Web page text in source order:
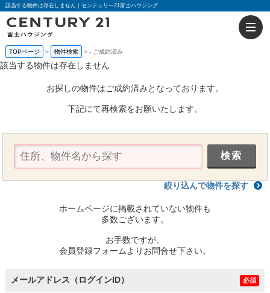
該当する物件は存在しません｜センチュリー21富士ハウジング
TOPページ 物件検索 - ご成約済み
該当する物件は存在しません
お探しの物件はご成約済みとなっております。
下記にて再検索をお願いたします。
絞り込んで物件を探す
ホームページに掲載されていない物件も
多数ございます。
お手数ですが、
会員登録フォームよりお問合せ下さい。
メールアドレス（ログインID） 必須